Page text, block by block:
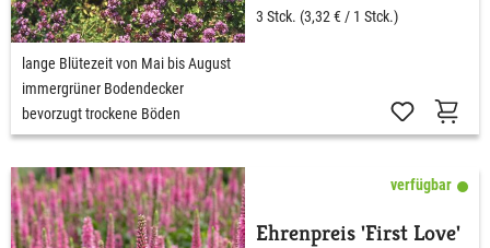
3 Stck. (3,32 € / 1 Stck.)
lange Blütezeit von Mai bis August
immergrüner Bodendecker
bevorzugt trockene Böden
verfügbar
Ehrenpreis 'First Love'